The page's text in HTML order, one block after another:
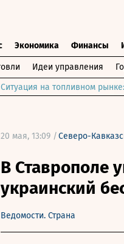
Экономика Финансы
Идеи управления
Ситуация на топливном
20 мая, 13:09 /Северо-
В Ставрополе
украинский
Ведомости. Страна